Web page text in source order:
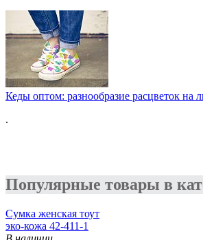
Кеды оптом: разнообразие расцветок на
.
Популярные товары в
Сумка женская тоут
эко-кожа 42-411-1